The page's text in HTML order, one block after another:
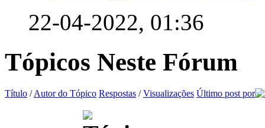
22-04-2022, 01:36
Tópicos Neste Fórum
Título /Autor do Tópico Respostas /Visualizações Último post por